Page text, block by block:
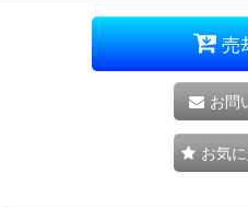
売
お問
お気